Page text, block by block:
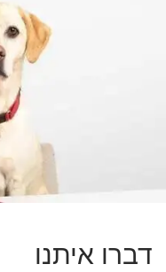
דברו איתנו